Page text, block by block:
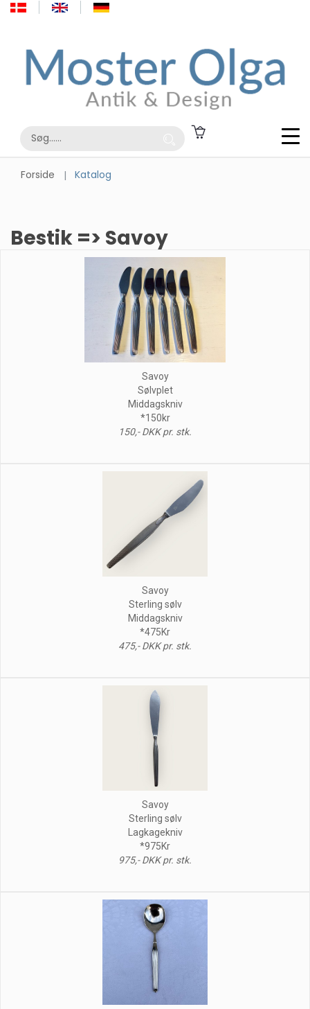
Forside Katalog
Bestik => Savoy
Savoy
Sølvplet
Middagskniv
*150kr
150,- DKK pr. stk.
Savoy
Sterling sølv
Middagskniv
*475Kr
475,- DKK pr. stk.
Savoy
Sterling sølv
Lagkagekniv
*975Kr
975,- DKK pr. stk.